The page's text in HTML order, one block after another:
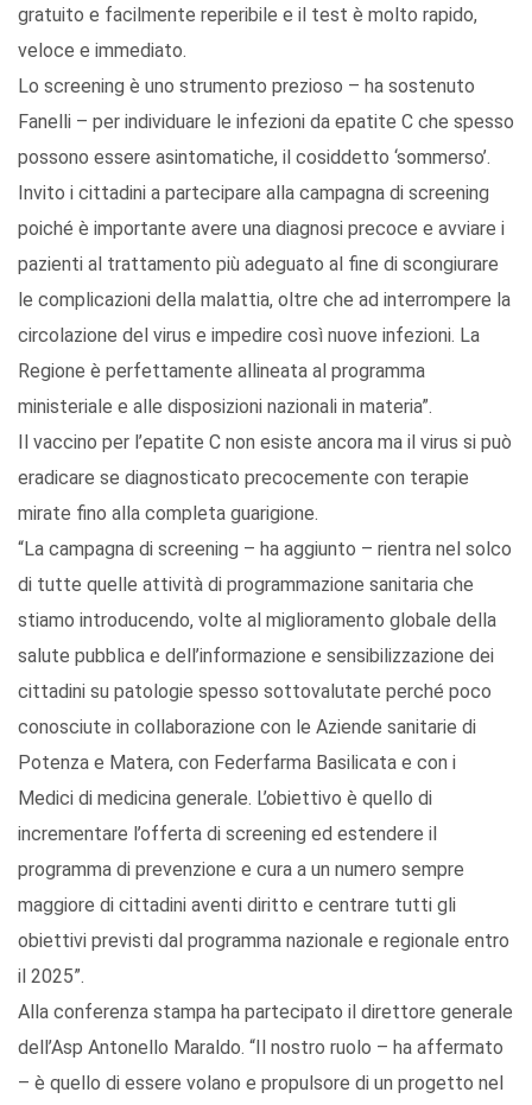
gratuito e facilmente reperibile e il test è molto rapido,
veloce e immediato.
Lo screening è uno strumento prezioso – ha sostenuto
Fanelli – per individuare le infezioni da epatite C che spesso
possono essere asintomatiche, il cosiddetto ‘sommerso’.
Invito i cittadini a partecipare alla campagna di screening
poiché è importante avere una diagnosi precoce e avviare i
pazienti al trattamento più adeguato al fine di scongiurare
le complicazioni della malattia, oltre che ad interrompere la
circolazione del virus e impedire così nuove infezioni. La
Regione è perfettamente allineata al programma
ministeriale e alle disposizioni nazionali in materia”.
Il vaccino per l’epatite C non esiste ancora ma il virus si può
eradicare se diagnosticato precocemente con terapie
mirate fino alla completa guarigione.
“La campagna di screening – ha aggiunto – rientra nel solco
di tutte quelle attività di programmazione sanitaria che
stiamo introducendo, volte al miglioramento globale della
salute pubblica e dell’informazione e sensibilizzazione dei
cittadini su patologie spesso sottovalutate perché poco
conosciute in collaborazione con le Aziende sanitarie di
Potenza e Matera, con Federfarma Basilicata e con i
Medici di medicina generale. L’obiettivo è quello di
incrementare l’offerta di screening ed estendere il
programma di prevenzione e cura a un numero sempre
maggiore di cittadini aventi diritto e centrare tutti gli
obiettivi previsti dal programma nazionale e regionale entro
il 2025”.
Alla conferenza stampa ha partecipato il direttore generale
dell’Asp Antonello Maraldo. “Il nostro ruolo – ha affermato
– è quello di essere volano e propulsore di un progetto nel